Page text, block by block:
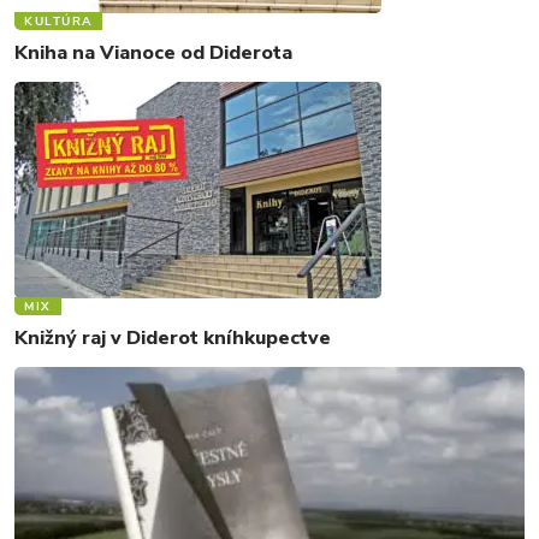
KULTÚRA
Kniha na Vianoce od Diderota
MIX
Knižný raj v Diderot kníhkupectve